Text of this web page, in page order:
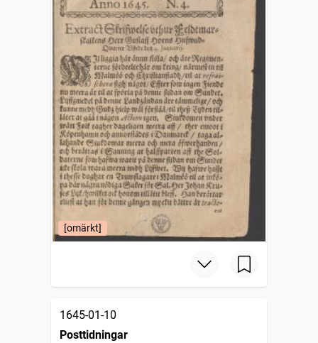
[omärkt]
1645-01-10
Posttidningar